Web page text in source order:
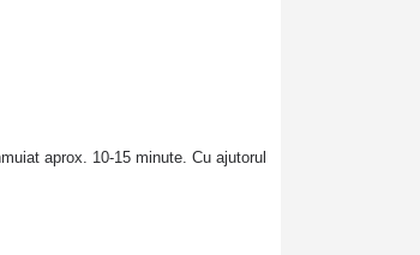
aprox. 10-15 minute. Cu ajutorul